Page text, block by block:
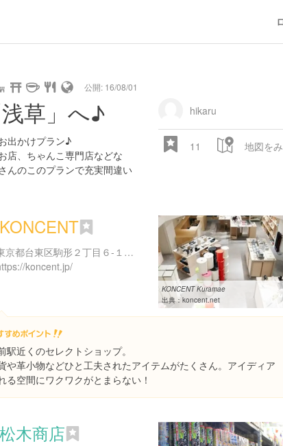
公開: 16/08/01
草」へ♪
出かけプラン♪
店、ちゃんこ専門店などな
んのこのプランで充実間違い
hikaru
11 地図を
KONCENT
東京都台東区駒形２丁目６-１０ 1F
koncent.jp/
KONCENT Kuramae
出典： koncent.net
駅近くのセレクトショップ。
や革小物などひと工夫されたアイテムがたくさん。アイディア
る空間にワクワクがとまらない！
松木商店